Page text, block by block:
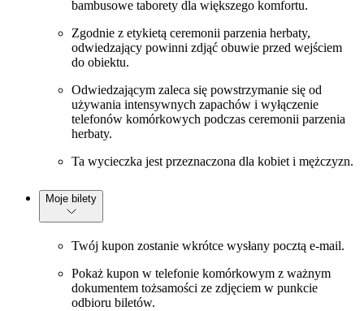
bambusowe taborety dla większego komfortu.
Zgodnie z etykietą ceremonii parzenia herbaty,
odwiedzający powinni zdjąć obuwie przed wejściem
do obiektu.
Odwiedzającym zaleca się powstrzymanie się od
używania intensywnych zapachów i wyłączenie
telefonów komórkowych podczas ceremonii parzenia
herbaty.
Ta wycieczka jest przeznaczona dla kobiet i mężczyzn.
Moje bilety
Twój kupon zostanie wkrótce wysłany pocztą e-mail.
Pokaż kupon w telefonie komórkowym z ważnym
dokumentem tożsamości ze zdjęciem w punkcie
odbioru biletów.